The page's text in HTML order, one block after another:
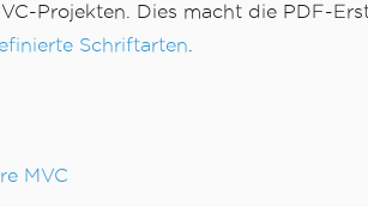
Projekten. Dies macht die PDF-
Schriftarten
MVC